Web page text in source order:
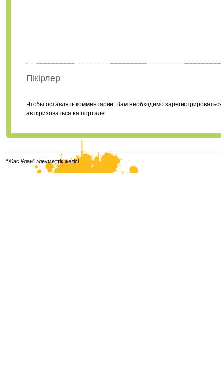
Пікірлер
Чтобы оставлять комментарии, Вам необходимо
авторизоваться на портале.
“Жас Ұлан” әлеуметтік желісі